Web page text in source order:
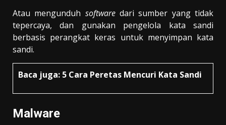
Atau mengunduh softwaredari sumber yang tidak
tepercaya, dan gunakan pengelola kata sandi
berbasis perangkat keras untuk menyimpan kata
sandi.
Baca juga: 5 Cara Peretas Mencuri Kata Sandi
Malware